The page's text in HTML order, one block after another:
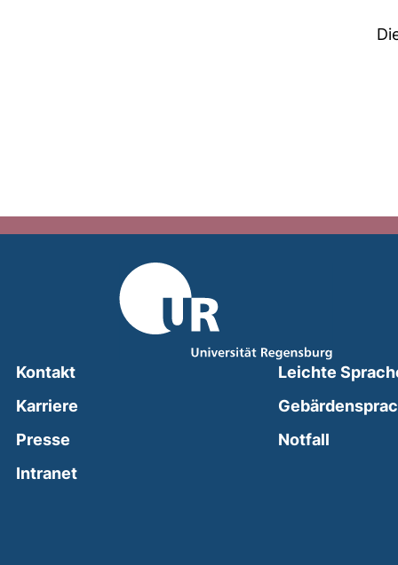
Kontakt
Karriere
Presse
Intranet(external link, opens in a new window)
Leichte
Notfall